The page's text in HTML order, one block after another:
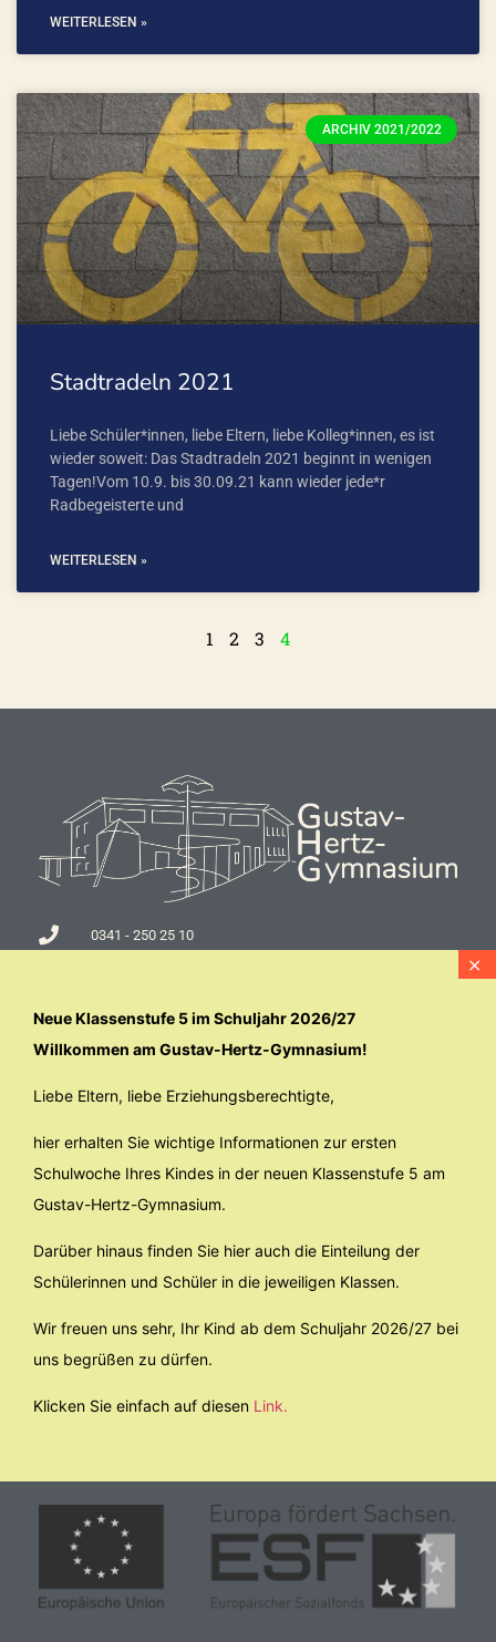
WEITERLESEN »
ARCHIV 2021/2022
Stadtradeln 2021
Liebe Schüler*innen, liebe Eltern, liebe Kolleg*innen, es ist
wieder soweit: Das Stadtradeln 2021 beginnt in wenigen
Tagen!Vom 10.9. bis 30.09.21 kann wieder jede*r
Radbegeisterte und
WEITERLESEN »
1 2 3 4
0341 - 250 25 10
ÜBER UNS
SERVICE
Impressum
Neue Klassenstufe 5 im Schuljahr 2026/27
Willkommen am Gustav-Hertz-Gymnasium!
Liebe Eltern, liebe Erziehungsberechtigte,
hier erhalten Sie wichtige Informationen zur ersten
Schulwoche Ihres Kindes in der neuen Klassenstufe 5 am
Gustav-Hertz-Gymnasium.
Darüber hinaus finden Sie hier auch die Einteilung der
Schülerinnen und Schüler in die jeweiligen Klassen.
Wir freuen uns sehr, Ihr Kind ab dem Schuljahr 2026/27 bei
uns begrüßen zu dürfen.
Klicken Sie einfach auf diesen Link.